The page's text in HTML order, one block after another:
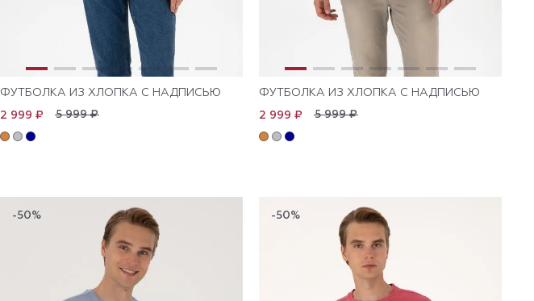
ФУТБОЛКА ИЗ ХЛОПКА С НАДПИСЬЮ
5 999 ₽
2 999 ₽
ФУТБОЛКА ИЗ ХЛОПКА С НАДПИСЬЮ
5 999 ₽
2 999 ₽
-50% -50%